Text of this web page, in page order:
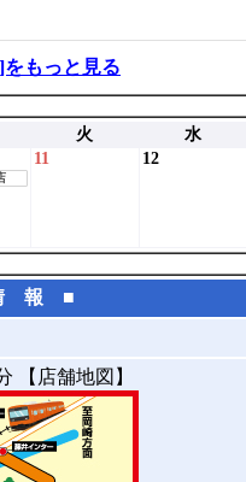
もっと見る
火 水
11 12
報 ■
【店舗地図】